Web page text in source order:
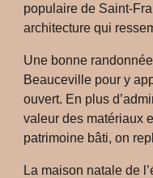
populaire de Saint-
architecture qui
Une bonne
Beauceville pour y
ouvert. En plus
valeur des matériaux
patrimoine bâti, on
La maison natale de